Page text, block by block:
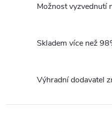
v
Možnost vyzvednutí
Skladem více než
Výhradní dodavatel